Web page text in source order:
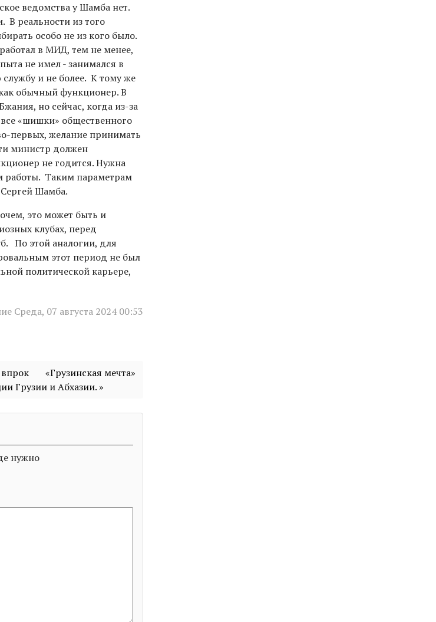
ведомства у Шамба нет.
В реальности из того
особо не из кого было.
в МИД, тем не менее,
не имел - занимался в
и не более. К тому же
обычный функционер. В
но сейчас, когда из-за
«шишки» общественного
первых, желание принимать
министр должен
не годится. Нужна
работы. Таким параметрам
Шамба.
это может быть и
клубах, перед
По этой аналогии, для
этот период не был
политической карьере,
Среда, 07 августа 2024 00:53
«Грузинская мечта»
Грузии и Абхазии. »
нужно